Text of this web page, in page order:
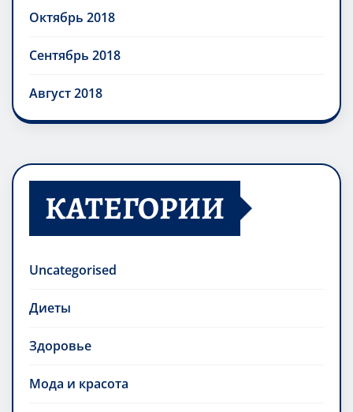
Октябрь 2018
Сентябрь 2018
Август 2018
КАТЕГОРИИ
Uncategorised
Диеты
Здоровье
Мода и красота